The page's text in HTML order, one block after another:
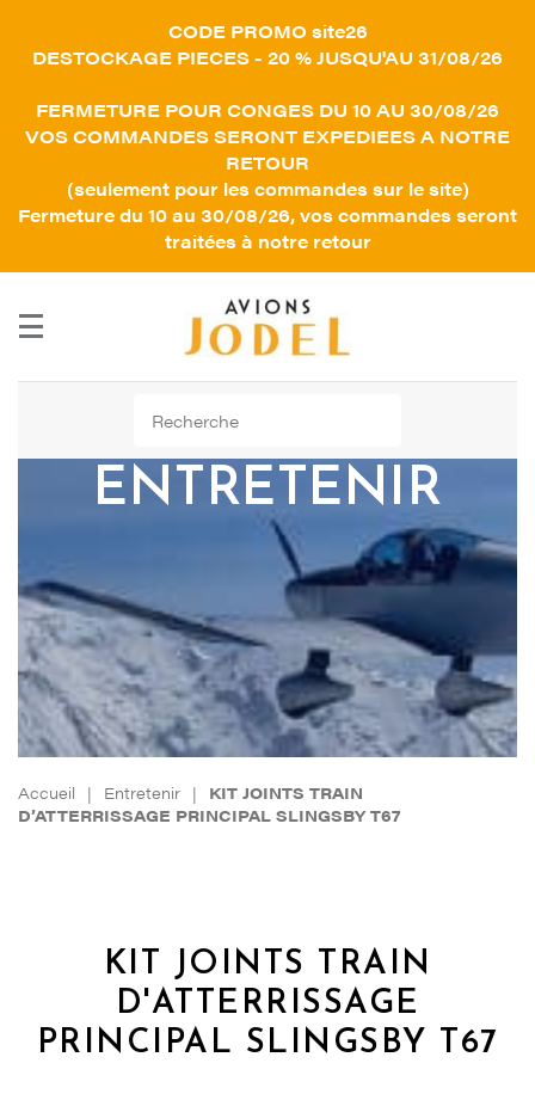
CODE PROMO site26
DESTOCKAGE PIECES - 20 % JUSQU'AU 31/08/26
FERMETURE POUR CONGES DU 10 AU 30/08/26
VOS COMMANDES SERONT EXPEDIEES A NOTRE
RETOUR
(seulement pour les commandes sur le site)
Fermeture du 10 au 30/08/26, vos commandes seront
traitées à notre retour
ENTRETENIR
Accueil | Entretenir |
KIT JOINTS TRAIN
D’ATTERRISSAGE PRINCIPAL SLINGSBY T67
KIT JOINTS TRAIN
D'ATTERRISSAGE
PRINCIPAL SLINGSBY T67